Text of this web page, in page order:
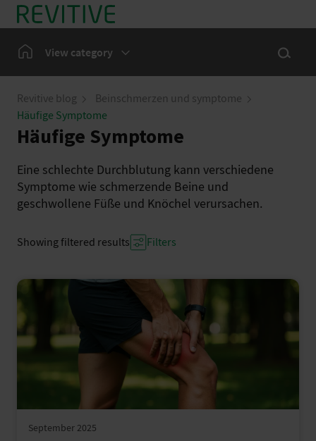
Auf einen Blick
Home View category
Unsere Gemeinschaft
Nachrichten
Show
Revitive blog
Beinschmerzen und symptome
Häufige Symptome
Häufige Symptome
Eine schlechte Durchblutung kann verschiedene
Symptome wie schmerzende Beine und
geschwollene Füße und Knöchel verursachen.
Showing filtered results Filters
September 2025